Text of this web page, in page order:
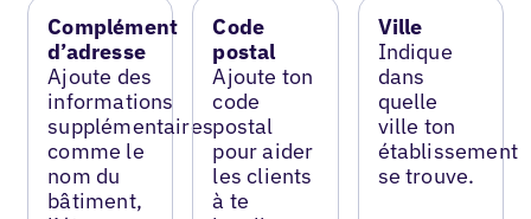
Complément
d’adresse
Ajoute des
informations
supplémentaires
comme le
nom du
bâtiment,
Code
postal
Ajoute ton
code
postal
pour aider
les clients
à te
Ville
Indique
dans
quelle
ville ton
établissement
se trouve.